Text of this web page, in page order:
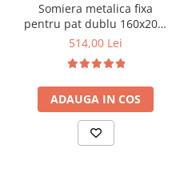
Somiera metalica fixa
pentru pat dublu 160x200,
6 picioare, 32 lamele lemn
saltea ferm, negru
514,00 Lei
ADAUGA IN COS